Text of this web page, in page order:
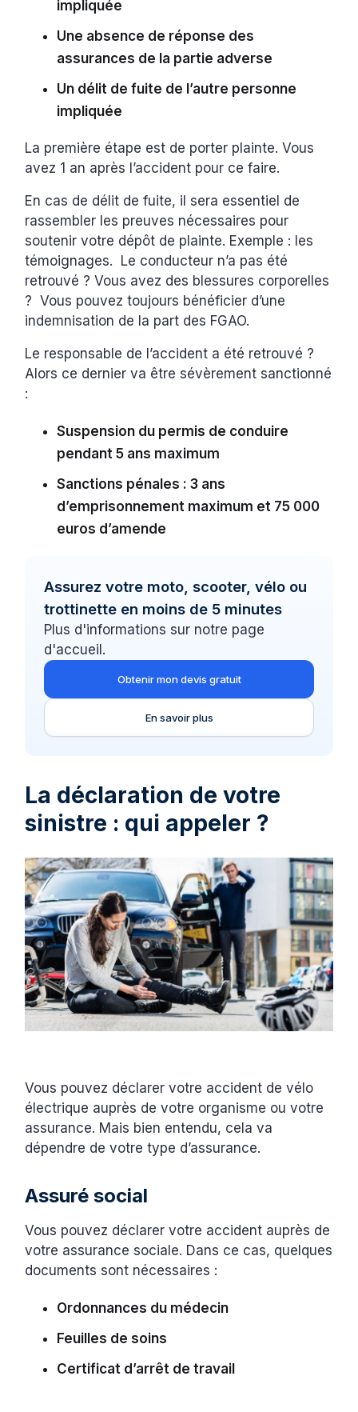
impliquée
Une absence de réponse des
assurances de la partie adverse
Un délit de fuite de l’autre personne
impliquée
La première étape est de porter plainte. Vous
avez 1 an après l’accident pour ce faire.
En cas de délit de fuite, il sera essentiel de
rassembler les preuves nécessaires pour
soutenir votre dépôt de plainte. Exemple : les
témoignages. Le conducteur n’a pas été
retrouvé ? Vous avez des blessures corporelles
? Vous pouvez toujours bénéficier d’une
indemnisation de la part des FGAO.
Le responsable de l’accident a été retrouvé ?
Alors ce dernier va être sévèrement sanctionné
:
Suspension du permis de conduire
pendant 5 ans maximum
Sanctions pénales : 3 ans
d’emprisonnement maximum et 75 000
euros d’amende
Assurez votre moto, scooter, vélo ou
trottinette en moins de 5 minutes
Plus d'informations sur notre page
d'accueil.
Obtenir mon devis gratuit
En savoir plus
La déclaration de votre
sinistre : qui appeler ?
Vous pouvez déclarer votre accident de vélo
électrique auprès de votre organisme ou votre
assurance. Mais bien entendu, cela va
dépendre de votre type d’assurance.
‍Assuré social
Vous pouvez déclarer votre accident auprès de
votre assurance sociale. Dans ce cas, quelques
documents sont nécessaires :
Ordonnances du médecin
Feuilles de soins
Certificat d’arrêt de travail